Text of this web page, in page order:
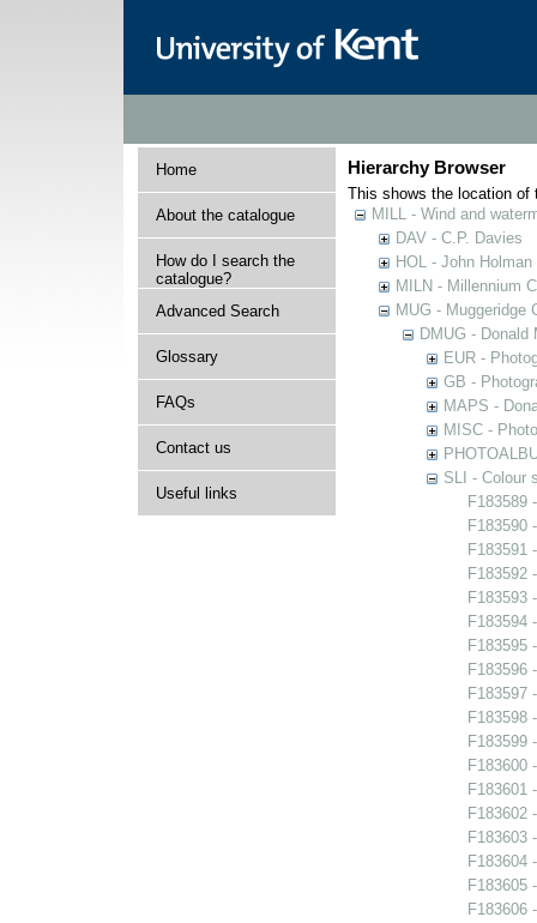
Home
About the catalogue
How do I search the
catalogue?
Advanced Search
Glossary
FAQs
Contact us
Useful links
Hierarchy Browser
This shows the location of
MILL - Wind and
DAV - C.P. Davies
HOL - John
MILN - Millennium
MUG - Muggeridge
DMUG - Donald
EUR -
GB -
MAPS -
MISC -
SLI - Colour
F183589
F183590
F183591
F183592
F183593
F183594
F183595
F183596
F183597
F183598
F183599
F183600
F183601
F183602
F183603
F183604
F183605
F183606